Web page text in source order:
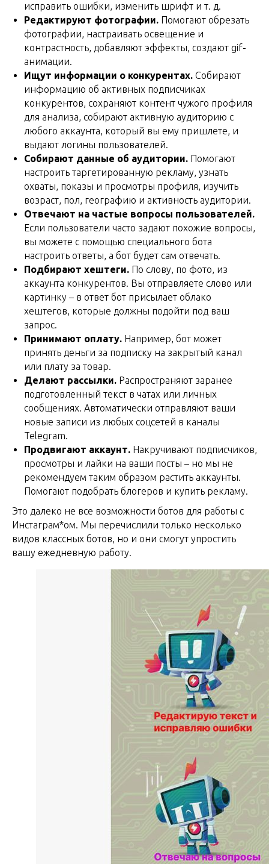
исправить ошибки, изменить шрифт и т. д.
Редактируют фотографии. Помогают обрезать
фотографии, настраивать освещение и
контрастность, добавляют эффекты, создают gif-
анимации.
Ищут информации о конкурентах. Собирают
информацию об активных подписчиках
конкурентов, сохраняют контент чужого профиля
для анализа, собирают активную аудиторию с
любого аккаунта, который вы ему пришлете, и
выдают логины пользователей.
Собирают данные об аудитории. Помогают
настроить таргетированную рекламу, узнать
охваты, показы и просмотры профиля, изучить
возраст, пол, географию и активность аудитории.
Отвечают на частые вопросы пользователей.
Если пользователи часто задают похожие вопросы,
вы можете с помощью специального бота
настроить ответы, а бот будет сам отвечать.
Подбирают хештеги. По слову, по фото, из
аккаунта конкурентов. Вы отправляете слово или
картинку – в ответ бот присылает облако
хештегов, которые должны подойти под ваш
запрос.
Принимают оплату. Например, бот может
принять деньги за подписку на закрытый канал
или плату за товар.
Делают рассылки. Распространяют заранее
подготовленный текст в чатах или личных
сообщениях. Автоматически отправляют ваши
новые записи из любых соцсетей в каналы
Telegram.
Продвигают аккаунт. Накручивают подписчиков,
просмотры и лайки на ваши посты – но мы не
рекомендуем таким образом растить аккаунты.
Помогают подобрать блогеров и купить рекламу.
Это далеко не все возможности ботов для работы с
Инстаграм*ом. Мы перечислили только несколько
видов классных ботов, но и они смогут упростить
вашу ежедневную работу.